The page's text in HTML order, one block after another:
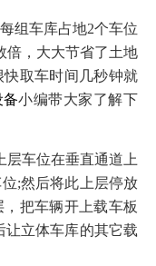
组车库占地2个车位
倍，大大节省了土地
取车时间几秒钟就
备小编带大家了解下
层车位在垂直通道上
;然后将此上层停放
把车辆开上载车板
让立体车库的其它载